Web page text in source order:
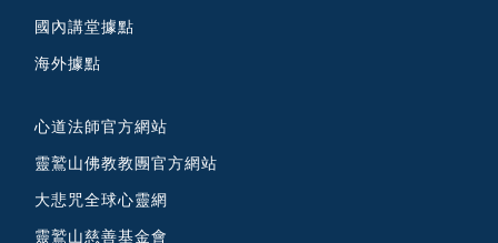
國內講堂據點
海外據點
心道法師官方網站
靈鷲山佛教教團官方網站
大悲咒全球心靈網
靈鷲山慈善基金會